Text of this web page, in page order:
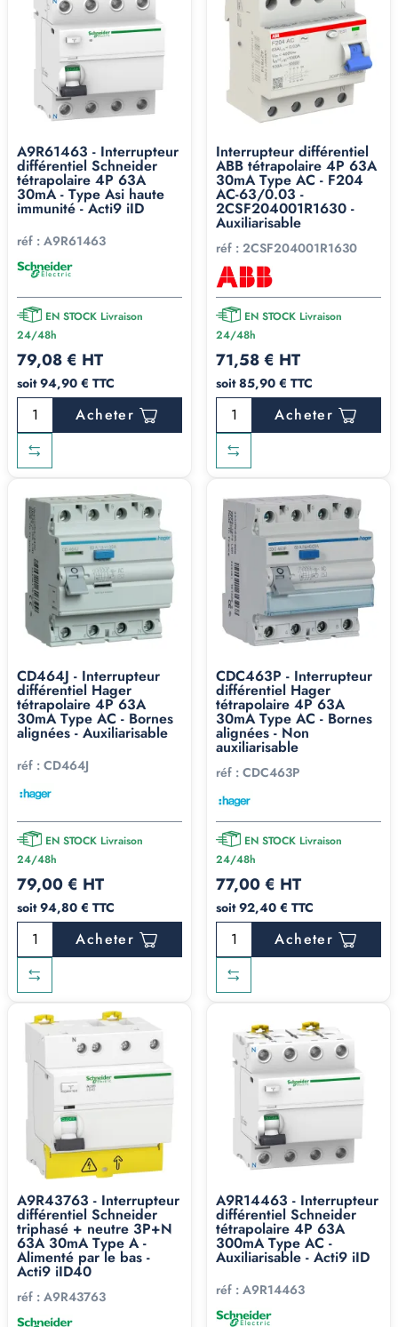
A9R61463 - Interrupteur
différentiel Schneider
tétrapolaire 4P 63A
30mA - Type Asi haute
immunité - Acti9 iID
réf : A9R61463
EN STOCK Livraison
24/48h
79,08 € HT
soit 94,90 € TTC
Acheter
Interrupteur différentiel
ABB tétrapolaire 4P 63A
30mA Type AC - F204
AC-63/0.03 -
2CSF204001R1630 -
Auxiliarisable
réf : 2CSF204001R1630
EN STOCK Livraison
24/48h
71,58 € HT
soit 85,90 € TTC
Acheter
CD464J - Interrupteur
différentiel Hager
tétrapolaire 4P 63A
30mA Type AC - Bornes
alignées - Auxiliarisable
réf : CD464J
EN STOCK Livraison
24/48h
79,00 € HT
soit 94,80 € TTC
Acheter
CDC463P - Interrupteur
différentiel Hager
tétrapolaire 4P 63A
30mA Type AC - Bornes
alignées - Non
auxiliarisable
réf : CDC463P
EN STOCK Livraison
24/48h
77,00 € HT
soit 92,40 € TTC
Acheter
A9R43763 - Interrupteur
différentiel Schneider
triphasé + neutre 3P+N
63A 30mA Type A -
Alimenté par le bas -
Acti9 iID40
réf : A9R43763
A9R14463 - Interrupteur
différentiel Schneider
tétrapolaire 4P 63A
300mA Type AC -
Auxiliarisable - Acti9 iID
réf : A9R14463